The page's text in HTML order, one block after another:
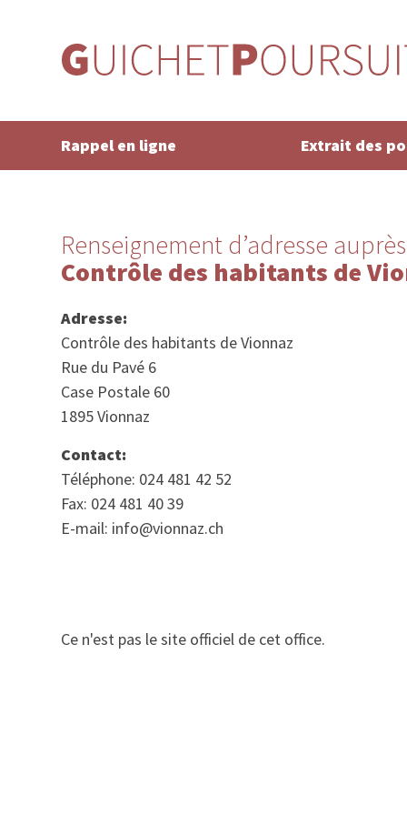
Rappel en ligne Extrait des
Renseignement d’adresse
Contrôle des habitants de
Adresse:
Contrôle des habitants de Vionnaz
Rue du Pavé 6
Case Postale 60
1895 Vionnaz
Contact:
Téléphone: 024 481 42 52
Fax: 024 481 40 39
E-mail: info@vionnaz.ch
Ce n'est pas le site officiel de cet office.